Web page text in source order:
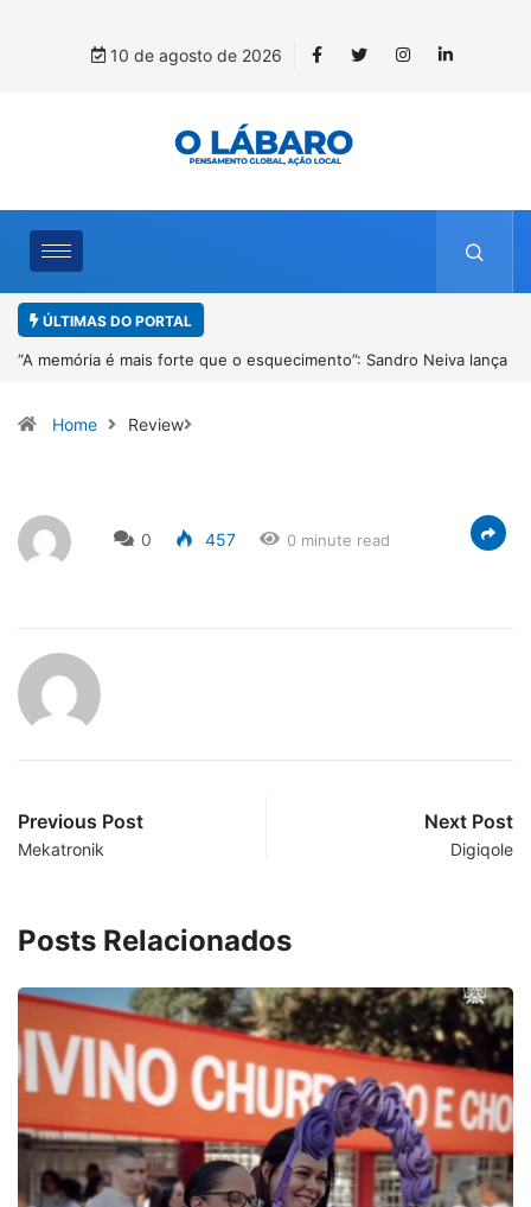
10 de agosto de 2026
ÚLTIMAS DO PORTAL
o esquecimento”: Sandro Neiva lança 4º Fliparacatu tem
Home Review
0 457 0 minute read
Previous Post
Mekatronik
Next Post
Digiqole
Posts Relacionados